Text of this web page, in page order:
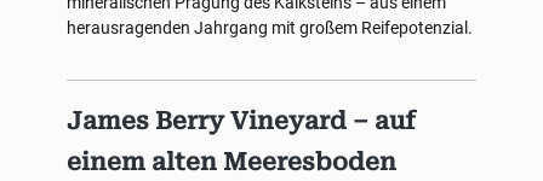
herausragenden Jahrgang mit großem Reifepotenzial.
James Berry Vineyard – auf
einem alten Meeresboden